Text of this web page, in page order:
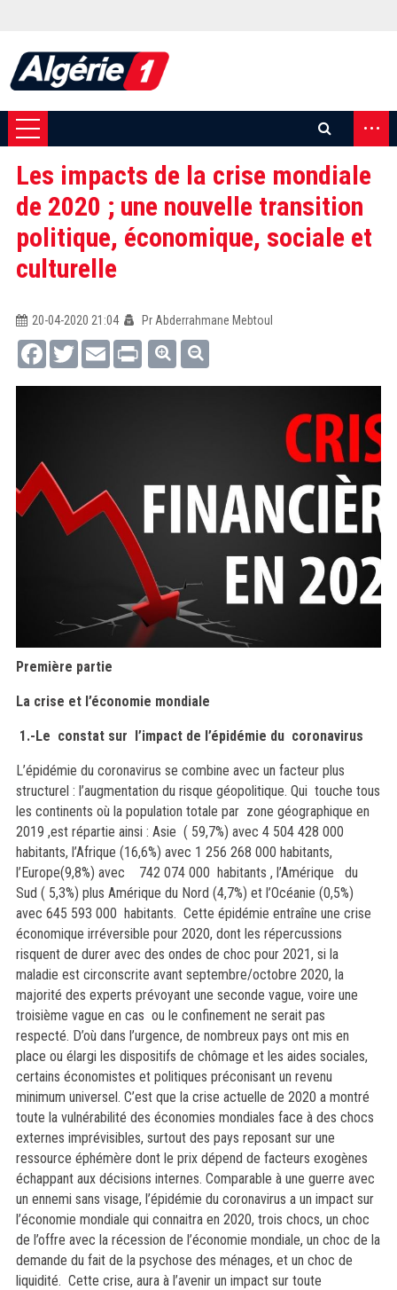
...
Les impacts de la crise mondiale
de 2020 ; une nouvelle transition
politique, économique, sociale et
culturelle
20-04-2020 21:04
Pr Abderrahmane Mebtoul
FacebookTwitterEmail Print
Première partie
La crise et l’économie mondiale
1.-Le constat sur l’impact de l’épidémie du coronavirus
L’épidémie du coronavirus se combine avec un facteur plus
structurel : l’augmentation du risque géopolitique. Qui touche tous
les continents où la population totale par zone géographique en
2019 ,est répartie ainsi : Asie ( 59,7%) avec 4 504 428 000
habitants, l’Afrique (16,6%) avec 1 256 268 000 habitants,
l’Europe(9,8%) avec 742 074 000 habitants , l’Amérique du
Sud ( 5,3%) plus Amérique du Nord (4,7%) et l’Océanie (0,5%)
avec 645 593 000 habitants. Cette épidémie entraîne une crise
économique irréversible pour 2020, dont les répercussions
risquent de durer avec des ondes de choc pour 2021, si la
maladie est circonscrite avant septembre/octobre 2020, la
majorité des experts prévoyant une seconde vague, voire une
troisième vague en cas ou le confinement ne serait pas
respecté. D’où dans l’urgence, de nombreux pays ont mis en
place ou élargi les dispositifs de chômage et les aides sociales,
certains économistes et politiques préconisant un revenu
minimum universel. C’est que la crise actuelle de 2020 a montré
toute la vulnérabilité des économies mondiales face à des chocs
externes imprévisibles, surtout des pays reposant sur une
ressource éphémère dont le prix dépend de facteurs exogènes
échappant aux décisions internes. Comparable à une guerre avec
un ennemi sans visage, l’épidémie du coronavirus a un impact sur
l’économie mondiale qui connaitra en 2020, trois chocs, un choc
de l’offre avec la récession de l’économie mondiale, un choc de la
demande du fait de la psychose des ménages, et un choc de
liquidité. Cette crise, aura à l’avenir un impact sur toute